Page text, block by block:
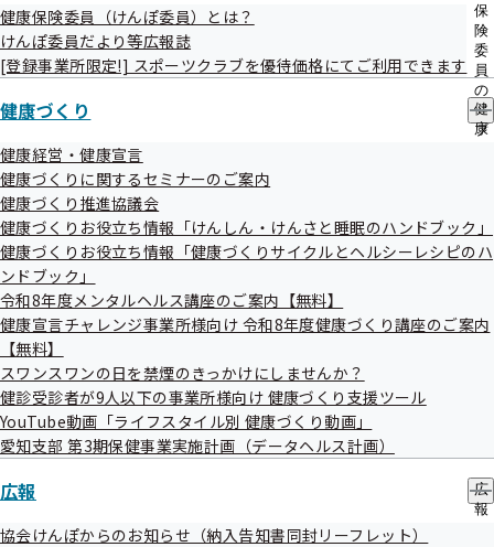
保
険
委
員
の
サ
ブ
健康保険委員（けんぽ委員）とは？
けんぽ委員だより等広報誌
[登録事業所限定!] スポーツクラブを優待価格にてご利用できます
健康づくり
健
康
サ
ブ
ー
健康経営・健康宣言
健康づくりに関するセミナーのご案内
健康づくり推進協議会
健康づくりお役立ち情報「けんしん・けんさと睡眠のハンドブック」
健康づくりお役立ち情報「健康づくりサイクルとヘルシーレシピのハ
ンドブック」
令和8年度メンタルヘルス講座のご案内【無料】
健康宣言チャレンジ事業所様向け 令和8年度健康づくり講座のご案内
【無料】
スワンスワンの日を禁煙のきっかけにしませんか？
健診受診者が9人以下の事業所様向け 健康づくり支援ツール
YouTube動画「ライフスタイル別 健康づくり動画」
愛知支部 第3期保健事業実施計画（データヘルス計画）
広報
広
報
協会けんぽからのお知らせ（納入告知書同封リーフレット）
場所
全国健康保険協会愛知支部 第一会議室
議題
令和6年度 協会けんぽ決算（見込み）について
令和6年度 愛知支部事業報告について
その他
議題については変更となる場合がございます。
傍聴方法
申込方法
傍聴申込書に必要事項をご記入のうえ、FAXにてお申し